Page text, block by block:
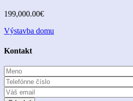
199,000.00€
Výstavba domu
Kontakt